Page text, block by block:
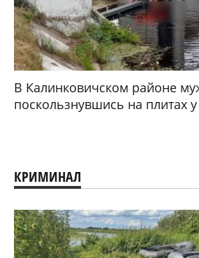
В Калинковичском районе
поскользнувшись на плитах
КРИМИНАЛ